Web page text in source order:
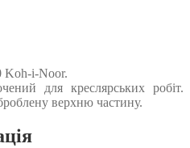
Koh-i-Noor.
для креслярських робіт.
верхню частину.